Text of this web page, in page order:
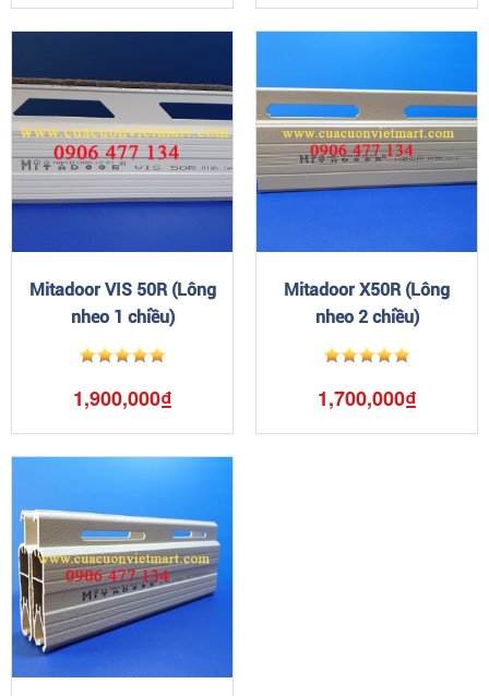
Mitadoor VIS 50R (Lông
nheo 1 chiều)
1,900,000₫
Mitadoor X50R (Lông
nheo 2 chiều)
1,700,000₫